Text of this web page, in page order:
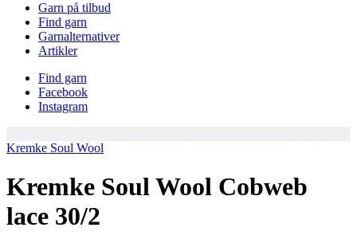
Garn på tilbud
Find garn
Garnalternativer
Artikler
Find garn
Facebook
Instagram
Kremke Soul Wool
Kremke Soul Wool Cobweb
lace 30/2